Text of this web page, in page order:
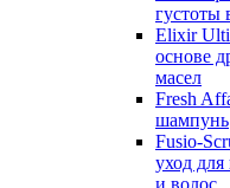
густоты
Elixir
основе
масел
Fresh
шампунь
Fusio-
уход
и волос